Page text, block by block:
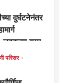
दुर्घटनेनंतर
लवकरच काम
परिसर